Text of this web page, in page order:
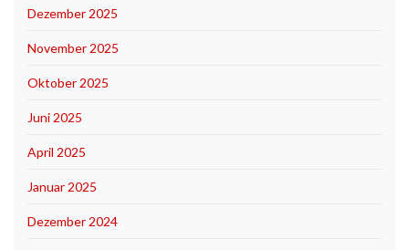
Dezember 2025
November 2025
Oktober 2025
Juni 2025
April 2025
Januar 2025
Dezember 2024